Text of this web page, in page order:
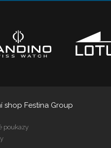
shop Festina Group
poukazy